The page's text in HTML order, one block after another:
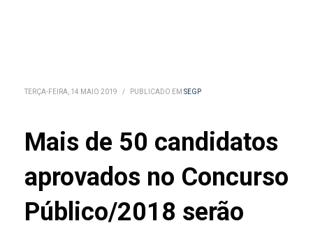
TERÇA-FEIRA, 14 MAIO 2019 / PUBLICADO EM SEGP
Mais de 50 candidatos
aprovados no Concurso
Público/2018 serão